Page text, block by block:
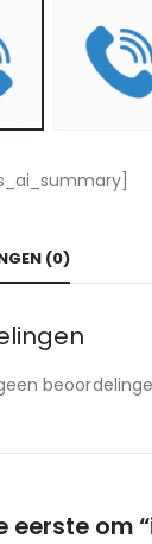
(0)
eerste om